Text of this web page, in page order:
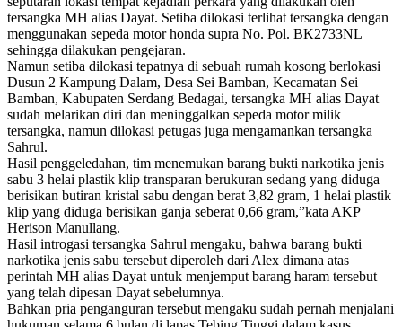
tersangka MH alias Dayat. Setiba dilokasi terlihat tersangka dengan
menggunakan sepeda motor honda supra No. Pol. BK2733NL
sehingga dilakukan pengejaran.
Namun setiba dilokasi tepatnya di sebuah rumah kosong berlokasi
Dusun 2 Kampung Dalam, Desa Sei Bamban, Kecamatan Sei
Bamban, Kabupaten Serdang Bedagai, tersangka MH alias Dayat
sudah melarikan diri dan meninggalkan sepeda motor milik
tersangka, namun dilokasi petugas juga mengamankan tersangka
Sahrul.
Hasil penggeledahan, tim menemukan barang bukti narkotika jenis
sabu 3 helai plastik klip transparan berukuran sedang yang diduga
berisikan butiran kristal sabu dengan berat 3,82 gram, 1 helai plastik
klip yang diduga berisikan ganja seberat 0,66 gram,”kata AKP
Herison Manullang.
Hasil introgasi tersangka Sahrul mengaku, bahwa barang bukti
narkotika jenis sabu tersebut diperoleh dari Alex dimana atas
perintah MH alias Dayat untuk menjemput barang haram tersebut
yang telah dipesan Dayat sebelumnya.
Bahkan pria penganguran tersebut mengaku sudah pernah menjalani